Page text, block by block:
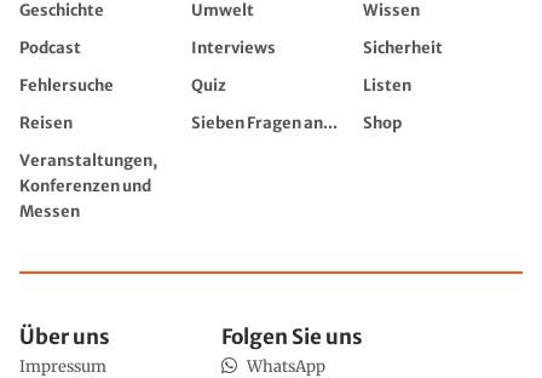
Geschichte Umwelt
Wissen
Podcast
Interviews
Sicherheit
Fehlersuche
Quiz
Listen
Reisen
Sieben Fragen an...
Shop
Veranstaltungen,
Konferenzen und
Messen
Über uns
Impressum
Folgen Sie uns
WhatsApp